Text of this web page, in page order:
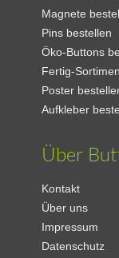
Magnete
Pins bestellen
Öko-Buttons
Fertig-
Poster
Aufkleber
Über
Kontakt
Über uns
Impressum
Datenschutz